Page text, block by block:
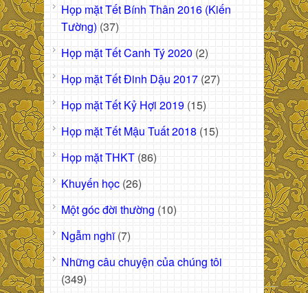
Họp mặt Tết Bính Thân 2016 (Kiến
Tường) (37)
Họp mặt Tết Canh Tý 2020 (2)
Họp mặt Tết Đinh Dậu 2017 (27)
Họp mặt Tết Kỷ Hợi 2019 (15)
Họp mặt Tết Mậu Tuất 2018 (15)
Họp mặt THKT (86)
Khuyến học (26)
Một góc đời thường (10)
Ngẫm nghĩ(7)
Những câu chuyện của chúng tôi
(349)